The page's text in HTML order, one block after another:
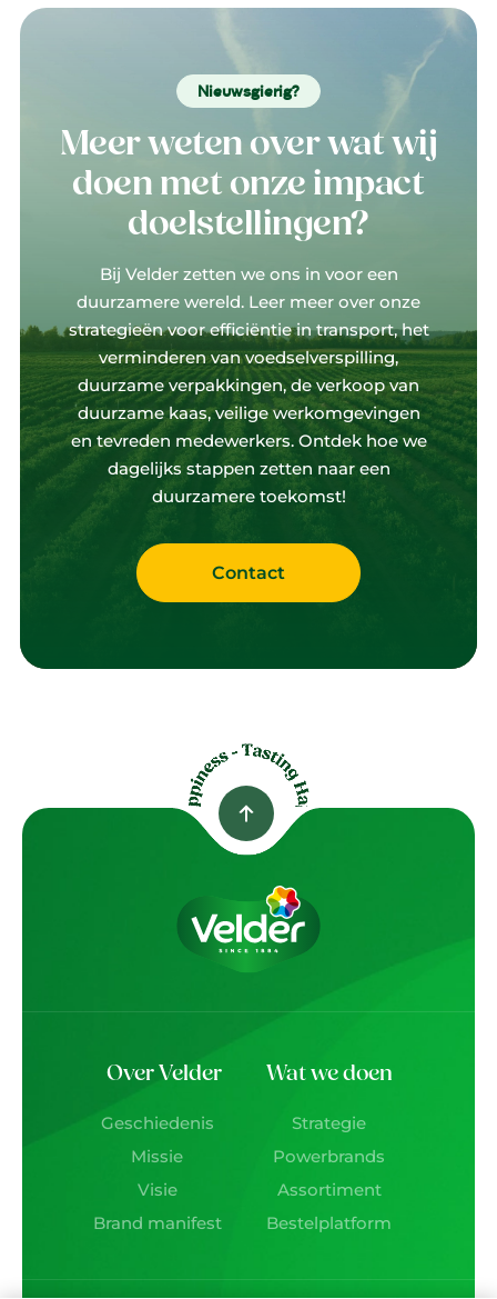
Nieuwsgierig?
Meer weten over wat wij
doen met onze impact
doelstellingen?
Bij Velder zetten we ons in voor een
duurzamere wereld. Leer meer over onze
strategieën voor efficiëntie in transport, het
verminderen van voedselverspilling,
duurzame verpakkingen, de verkoop van
duurzame kaas, veilige werkomgevingen
en tevreden medewerkers. Ontdek hoe we
dagelijks stappen zetten naar een
duurzamere toekomst!
Contact
Over Velder
Geschiedenis
Missie
Visie
Brand manifest
Wat we doen
Strategie
Powerbrands
Assortiment
Bestelplatform